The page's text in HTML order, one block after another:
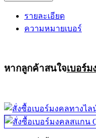
รายละเอียด
ความหมายเบอร์
หากลูกค้าสนใจเบอร์ม